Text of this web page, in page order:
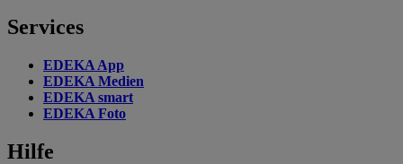
Services
EDEKA App
EDEKA Medien
EDEKA smart
EDEKA Foto
Hilfe